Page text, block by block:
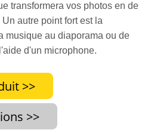
transformera vos photos en de
autre point fort est la
musique au diaporama ou de
d'un microphone.